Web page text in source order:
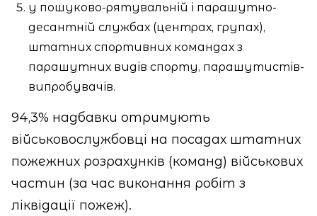
у пошуково-рятувальній і парашутно-
десантній службах (центрах, групах),
штатних спортивних командах з
парашутних видів спорту, парашутистів-
випробувачів.
94,3% надбавки отримують
військовослужбовці на посадах штатних
пожежних розрахунків (команд) військових
частин (за час виконання робіт з
ліквідації пожеж).